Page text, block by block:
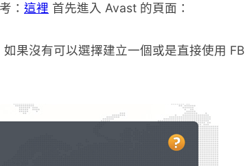
： 這裡 首先進入 Avast 的頁面：
果沒有可以選擇建立一個或是直接使用 FB